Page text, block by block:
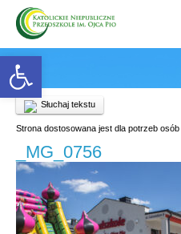
Open toolbar
Słuchaj tekstu
Strona dostosowana jest dla potrzeb
_MG_0756